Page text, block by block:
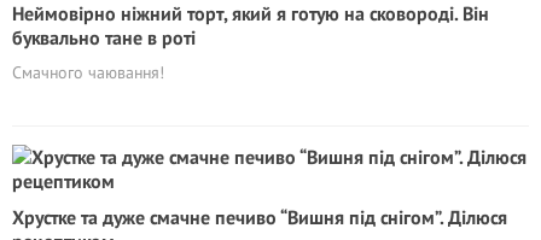
Неймовірно ніжний торт, який я готую на сковороді. Він
буквально тане в роті
Смачного чаювання!
Хрустке та дуже смачне печиво “Вишня під снігом”. Ділюся